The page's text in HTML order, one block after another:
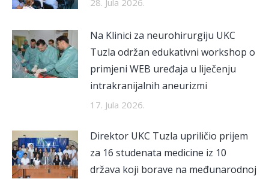
28. Jula 2026.
Na Klinici za neurohirurgiju UKC
Tuzla održan edukativni workshop o
primjeni WEB uređaja u liječenju
intrakranijalnih aneurizmi
17. Jula 2026.
Direktor UKC Tuzla upriličio prijem
za 16 studenata medicine iz 10
država koji borave na međunarodnoj